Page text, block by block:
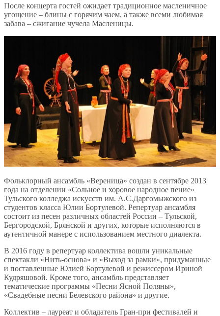
После концерта гостей ожидает традиционное масленичное
угощение – блины с горячим чаем, а также всеми любимая
забава – сжигание чучела Масленицы.
Фольклорный ансамбль «Вереница» создан в сентябре 2013
года на отделении «Сольное и хоровое народное пение»
Тульского колледжа искусств им. А.С.Даргомыжского из
студентов класса Юлии Бортулевой. Репертуар ансамбля
состоит из песен различных областей России – Тульской,
Бергородской, Брянской и других, которые исполняются в
аутентичной манере с использованием местного диалекта.
В 2016 году в репертуар коллектива вошли уникальные
спектакли «Нить-основа» и «Выход за рамки», придуманные
и поставленные Юлией Бортулевой и режиссером Ириной
Кудряшовой. Кроме того, ансамбль представляет
тематические программы «Песни Ясной Поляны»,
«Свадебные песни Белевского района» и другие.
Коллектив – лауреат и обладатель Гран-при фестивалей и